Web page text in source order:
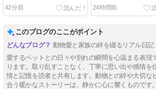
42分前
24時間前
このブログのここがポイント
動物愛と家族の絆を綴るリアル日記
愛するペットとの日々や別れの瞬間を心温まる表現
ります。取り乱すことなく、丁寧に思い出や感情を
情と記憶を読者と共有します。動物との絆や大切な
合う暖かなストーリーは、静かに心に響くものです